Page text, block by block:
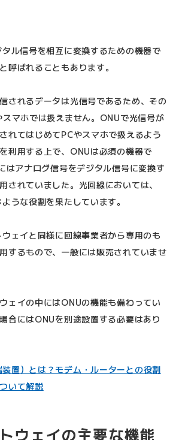
ル信号を相互に変換するための機器で
呼ばれることもあります。
されるデータは光信号であるため、その
マホでは扱えません。ONUで光信号が
れてはじめてPCやスマホで扱えるよう
利用する上で、ONUは必須の機器で
はアナログ信号をデジタル信号に変換す
されていました。光回線においては、
うな役割を果たしています。
ェイと同様に回線事業者から専用のも
するもので、一般には販売されていませ
ェイの中にはONUの機能も備わってい
合にはONUを別途設置する必要はあり
置）とは？モデム・ルーターとの役割
いて解説
ウェイの主要な機能